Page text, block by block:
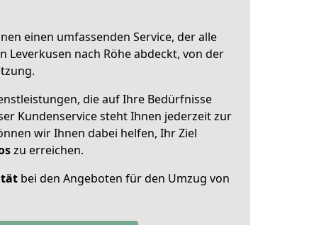
einen umfassenden Service, der alle
Leverkusen nach Röhe abdeckt, von der
die auf Ihre Bedürfnisse
Kundenservice steht Ihnen jederzeit zur
wir Ihnen dabei helfen, Ihr Ziel
zu erreichen.
bei den Angeboten für den Umzug von